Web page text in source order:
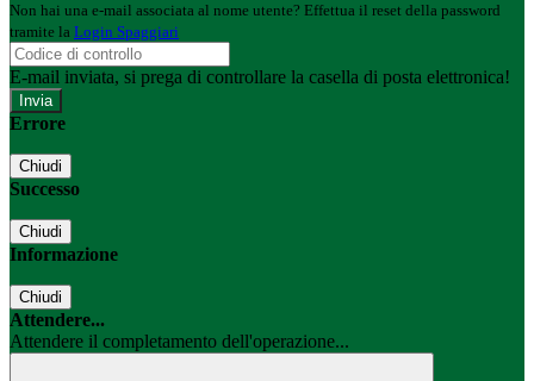
Non hai una e-mail associata al nome utente? Effettua il reset della password
tramite la Login Spaggiari
E-mail inviata, si prega di controllare la casella di posta elettronica!
Errore
Chiudi
Successo
Chiudi
Informazione
Chiudi
Attendere...
Attendere il completamento dell'operazione...